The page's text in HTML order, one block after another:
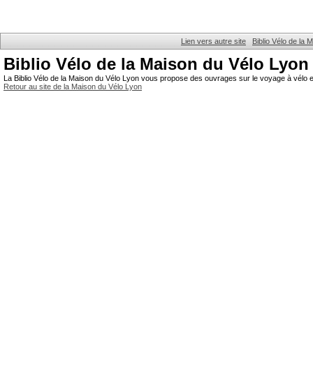
Lien vers autre site Biblio Vélo de la
Biblio Vélo de la Maison du Vélo Lyon
La Biblio Vélo de la Maison du Vélo Lyon vous propose des ouvrages sur le voyage à
Retour au site de la Maison du Vélo Lyon